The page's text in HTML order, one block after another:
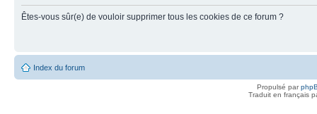
Êtes-vous sûr(e) de vouloir supprimer tous les cookies de ce forum ?
Index du forum
Propulsé par
Traduit en français